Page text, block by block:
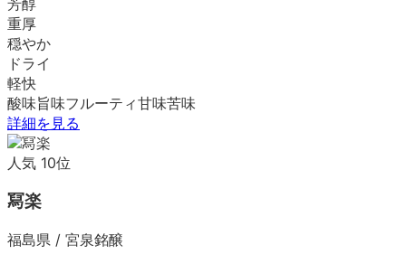
重厚
穏やか
ドライ
軽快
酸味旨味フルーティ甘味苦味
詳細を見る
人気 10位
冩楽
福島県 / 宮泉銘醸